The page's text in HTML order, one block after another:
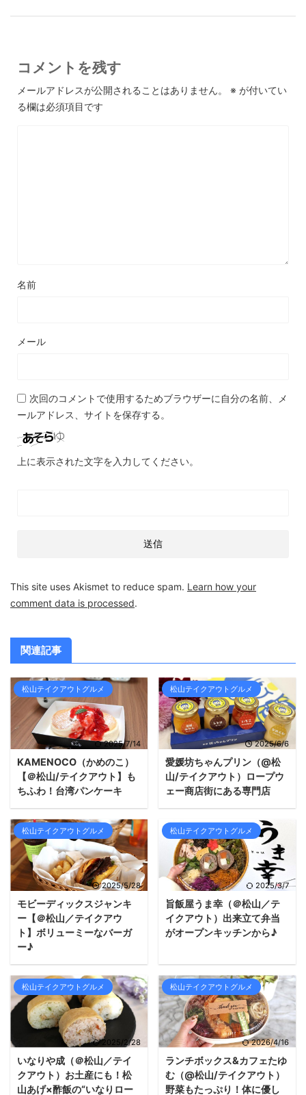
コメントを残す
メールアドレスが公開されることはありません。 ※ が付いてい
る欄は必須項目です
名前
メール
次回のコメントで使用するためブラウザーに自分の名前、メ
ールアドレス、サイトを保存する。
上に表示された文字を入力してください。
This site uses Akismet to reduce spam. Learn how your
comment data is processed.
関連記事
松山テイクアウトグルメ
2025/7/14
KAMENOCO（かめのこ）
【＠松山/テイクアウト】も
ちふわ！台湾パンケーキ
松山テイクアウトグルメ
2025/6/6
愛媛坊ちゃんプリン（@松
山/テイクアウト）ロープウ
ェー商店街にある専門店
松山テイクアウトグルメ
2025/5/28
モビーディックスジャンキ
ー【＠松山／テイクアウ
ト】ボリューミーなバーガ
ー♪
松山テイクアウトグルメ
2025/3/7
旨飯屋うま幸（＠松山／テ
イクアウト）出来立て弁当
がオープンキッチンから♪
松山テイクアウトグルメ
2025/2/28
いなりや成（＠松山／テイ
クアウト）お土産にも！松
山あげ×酢飯の“いなりロー
松山テイクアウトグルメ
2026/4/16
ランチボックス&カフェたゆ
む（@松山/テイクアウト）
野菜もたっぷり！体に優し